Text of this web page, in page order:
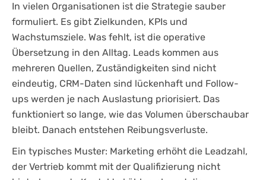
In vielen Organisationen ist die Strategie sauber
formuliert. Es gibt Zielkunden, KPIs und
Wachstumsziele. Was fehlt, ist die operative
Übersetzung in den Alltag. Leads kommen aus
mehreren Quellen, Zuständigkeiten sind nicht
eindeutig, CRM-Daten sind lückenhaft und Follow-
ups werden je nach Auslastung priorisiert. Das
funktioniert so lange, wie das Volumen überschaubar
bleibt. Danach entstehen Reibungsverluste.
Ein typisches Muster: Marketing erhöht die Leadzahl,
der Vertrieb kommt mit der Qualifizierung nicht